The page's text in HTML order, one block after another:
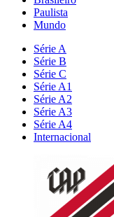
Paulista
Mundo
Série A
Série B
Série C
Série A1
Série A2
Série A3
Série A4
Internacional